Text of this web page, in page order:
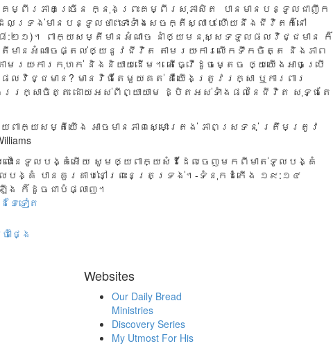
ម្ពីរ​ភាគ​ច្រើន ក្នុង​ព្រះ​គម្ពីរ​សុភា​សិត បាន​មាន​បន្ទូល​ជា​ញឹក​
ទ្រង់​មាន​បន្ទូល​ថា “ទោះ​ទាំង​សេចក្តី​ស្លាប់ ហើយ​នឹង​ជីវិត​ក៏​នៅ​
៨:២១)។ ពាក្យ​សម្តី​មាន​អំណាច នាំ​ឲ្យ​មនុស្ស​ទទួល​ផល​វិជ្ជ​មាន ក៏​
មាន​អំណាច​ផ្តល់​ឲ្យ​នូវ​ជីវិត តាម​រយៈ​ការ​លើក​ទឹក​ចិត្ត និង​ភាព​
ម​រយៈ​ការ​កុហក់ និង​និយាយ​ដើម។ តើ​ធ្វើ​ដូច​ម្តេច ឲ្យ​យើង​អាច​ប្រើ​
វិជ្ជ​មាន? មាន​វិធី​តែ​មួយ​គត់ គឺ​យើង​ត្រូវ​រក្សា ឬ​ការពារ​
រ​រក្សា​ចិត្ត ដោយ​អស់​ពី​ព្យាយាម ដ្បិត​អស់​ទាំង​ផល​នៃ​ជីវិត សុទ្ធ​តែ​
យ​ពាក្យ​សម្តី​យើង អាច​មាន​ភាព​ស្មោះ​ត្រង់ ភាព​ស្រទន់ ត្រឹម​ត្រូវ
ស​លោះ​នៃទូលបង្គំ​អើយ សូម​ឲ្យ​ពាក្យ​សំដី​ដែល​ចេញ​មក​ពី​មាត់​ទូលបង្គំ
គំ បាន​គួរ​គាប់​នៅ​ព្រះនេត្រ​ទ្រង់។-ទំនុកដំកើង ១៩:១៤
ង ក៏​ដូច​ជា​បំផ្លាញ។
ៃទៀត
ាំថ្ងៃ
Websites
Our Daily Bread
Ministries
Discovery Series
My Utmost For His